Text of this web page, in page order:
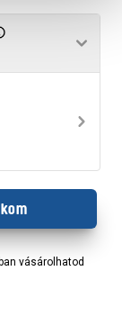
vásárolhatod